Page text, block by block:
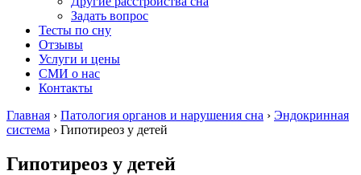
Задать вопрос
Тесты по сну
Отзывы
Услуги и цены
СМИ о нас
Контакты
Главная › Патология органов и нарушения сна › Эндокринная
система › Гипотиреоз у детей
Гипотиреоз у детей